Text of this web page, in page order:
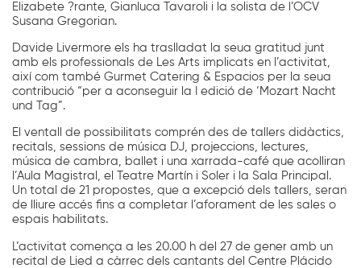
Elizabete ?rante, Gianluca Tavaroli i la solista de l’OCV
Susana Gregorian.
Davide Livermore els ha traslladat la seua gratitud junt
amb els professionals de Les Arts implicats en l’activitat,
així com també Gurmet Catering & Espacios per la seua
contribució “per a aconseguir la I edició de ‘Mozart Nacht
und Tag”.
El ventall de possibilitats comprén des de tallers didàctics,
recitals, sessions de música DJ, projeccions, lectures,
música de cambra, ballet i una xarrada-café que acolliran
l’Aula Magistral, el Teatre Martín i Soler i la Sala Principal.
Un total de 21 propostes, que a excepció dels tallers, seran
de lliure accés fins a completar l’aforament de les sales o
espais habilitats.
L’activitat comença a les 20.00 h del 27 de gener amb un
recital de Lied a càrrec dels cantants del Centre Plácido